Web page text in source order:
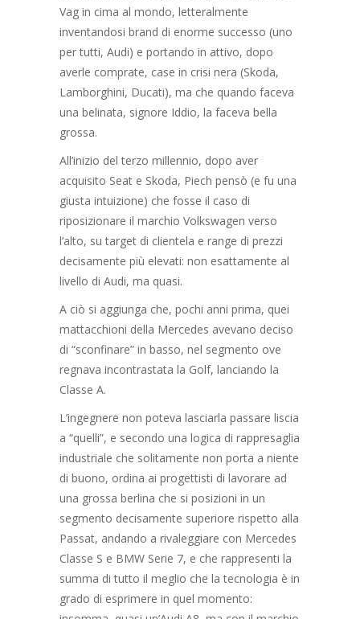
Vag in cima al mondo, letteralmente
inventandosi brand di enorme successo (uno
per tutti, Audi) e portando in attivo, dopo
averle comprate, case in crisi nera (Skoda,
Lamborghini, Ducati), ma che quando faceva
una belinata, signore Iddio, la faceva bella
grossa.
All’inizio del terzo millennio, dopo aver
acquisito Seat e Skoda, Piech pensò (e fu una
giusta intuizione) che fosse il caso di
riposizionare il marchio Volkswagen verso
l’alto, su target di clientela e range di prezzi
decisamente più elevati: non esattamente al
livello di Audi, ma quasi.
A ciò si aggiunga che, pochi anni prima, quei
mattacchioni della Mercedes avevano deciso
di “sconfinare” in basso, nel segmento ove
regnava incontrastata la Golf, lanciando la
Classe A.
L’ingegnere non poteva lasciarla passare liscia
a “quelli”, e secondo una logica di rappresaglia
industriale che solitamente non porta a niente
di buono, ordina ai progettisti di lavorare ad
una grossa berlina che si posizioni in un
segmento decisamente superiore rispetto alla
Passat, andando a rivaleggiare con Mercedes
Classe S e BMW Serie 7, e che rappresenti la
summa di tutto il meglio che la tecnologia è in
grado di esprimere in quel momento: